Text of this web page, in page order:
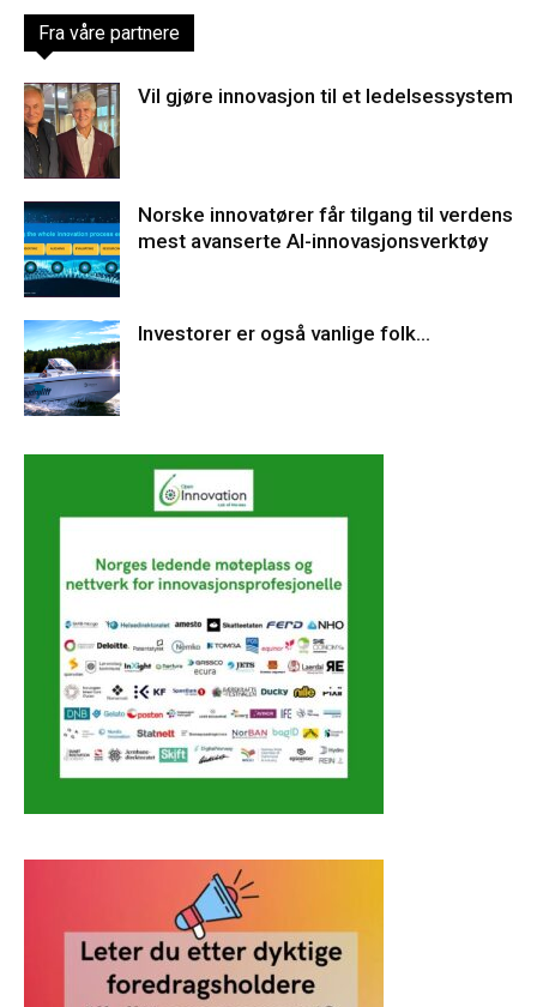
Fra våre partnere
Vil gjøre innovasjon til et ledelsessystem
Norske innovatører får tilgang til verdens
mest avanserte AI-innovasjonsverktøy
Investorer er også vanlige folk…